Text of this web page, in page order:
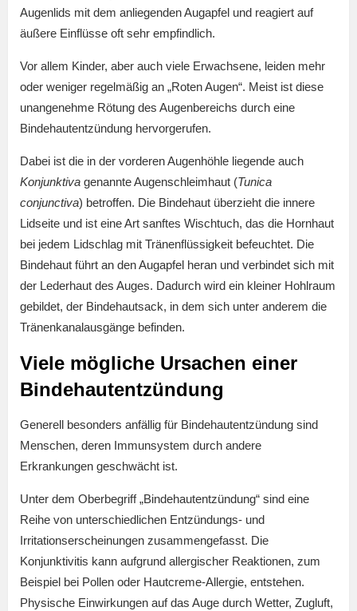
Augenlids mit dem anliegenden Augapfel und reagiert auf
äußere Einflüsse oft sehr empfindlich.
Vor allem Kinder, aber auch viele Erwachsene, leiden mehr
oder weniger regelmäßig an „Roten Augen“. Meist ist diese
unangenehme Rötung des Augenbereichs durch eine
Bindehautentzündung hervorgerufen.
Dabei ist die in der vorderen Augenhöhle liegende auch
Konjunktiva genannte Augenschleimhaut (Tunica
conjunctiva) betroffen. Die Bindehaut überzieht die innere
Lidseite und ist eine Art sanftes Wischtuch, das die Hornhaut
bei jedem Lidschlag mit Tränenflüssigkeit befeuchtet. Die
Bindehaut führt an den Augapfel heran und verbindet sich mit
der Lederhaut des Auges. Dadurch wird ein kleiner Hohlraum
gebildet, der Bindehautsack, in dem sich unter anderem die
Tränenkanalausgänge befinden.
Viele mögliche Ursachen einer
Bindehautentzündung
Generell besonders anfällig für Bindehautentzündung sind
Menschen, deren Immunsystem durch andere
Erkrankungen geschwächt ist.
Unter dem Oberbegriff „Bindehautentzündung“ sind eine
Reihe von unterschiedlichen Entzündungs- und
Irritationserscheinungen zusammengefasst. Die
Konjunktivitis kann aufgrund allergischer Reaktionen, zum
Beispiel bei Pollen oder Hautcreme-Allergie, entstehen.
Physische Einwirkungen auf das Auge durch Wetter, Zugluft,